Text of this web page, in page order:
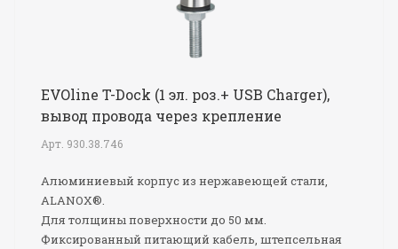
EVOline T-Dock (1 эл. роз.+ USB Charger),
вывод провода через крепление
Арт. 930.38.746
Алюминиевый корпус из нержавеющей стали,
ALANOX®.
Для толщины поверхности до 50 мм.
Фиксированный питающий кабель, штепсельная